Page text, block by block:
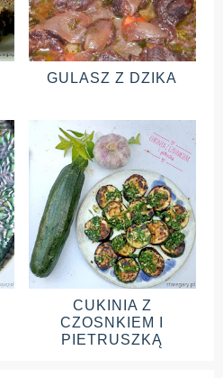
GULASZ Z DZIKA
CUKINIA Z
CZOSNKIEM I
PIETRUSZKĄ